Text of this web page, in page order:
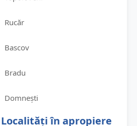
Rucăr
Bascov
Bradu
Domnești
Localități în apropiere